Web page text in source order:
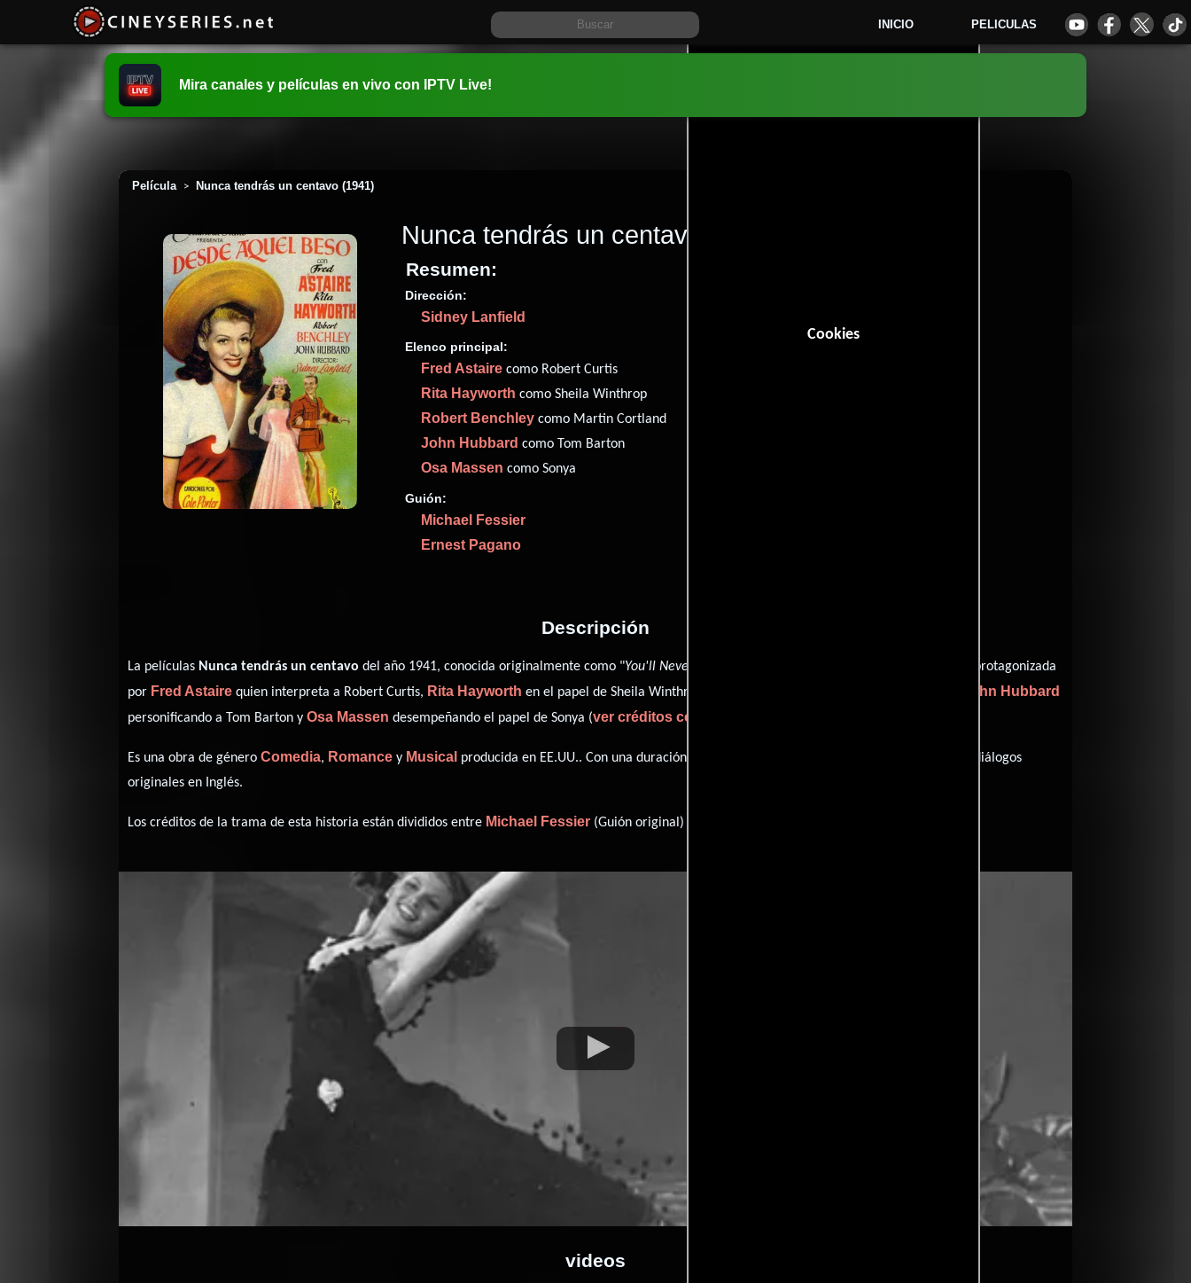
INICIO PELICULAS
Cookies
Mira canales y películas en vivo con IPTV Live!
Película > Nunca tendrás un centavo (1941)
Nunca tendrás un centavo
Resumen:
Dirección:
Sidney Lanfield
Elenco principal:
Fred Astaire como Robert Curtis
Rita Hayworth como Sheila Winthrop
Robert Benchley como Martin Cortland
John Hubbard como Tom Barton
Osa Massen como Sonya
Guión:
Michael Fessier
Ernest Pagano
01 hr 28 min (88 minutos).
Descripción
La películas Nunca tendrás un centavo del año 1941, conocida originalmente como "You'll Never Get Rich
y protagonizada
por Fred Astaire quien interpreta a Robert Curtis, Rita Hayworth en el papel de Sheila Winthrop, John Hubbard
personificando a Tom Barton yOsa Massen desempeñando el papel de Sonya (ver créditos completos
Es una obra de géneroComedia, Romance y Musical producida en EE.UU.. Con una duración de 01 hr 28 min (88 minutos), esta película tiene diálogos
originales en Inglés.
Los créditos de la trama de esta historia están divididos entre Michael Fessier (Guión original) y
videos